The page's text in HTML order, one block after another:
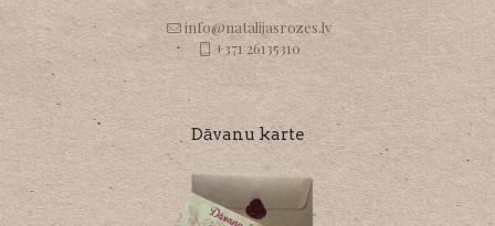
info@natalijasrozes.lv
+371 26135310
Dāvanu karte